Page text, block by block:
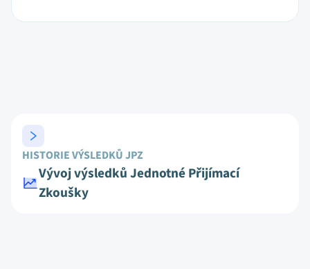
HISTORIE VÝSLEDKŮ JPZ
Vývoj výsledků Jednotné Přijímací
Zkoušky